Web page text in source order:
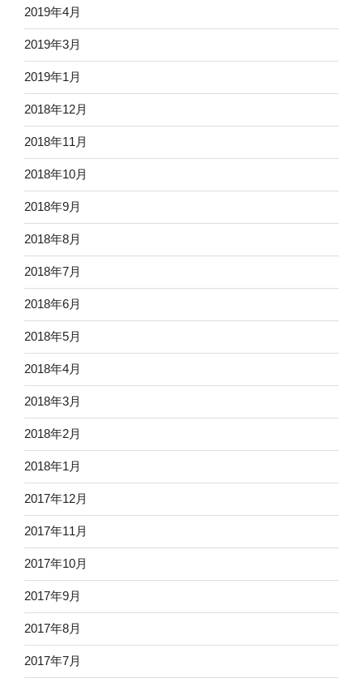
2019年4月
2019年3月
2019年1月
2018年12月
2018年11月
2018年10月
2018年9月
2018年8月
2018年7月
2018年6月
2018年5月
2018年4月
2018年3月
2018年2月
2018年1月
2017年12月
2017年11月
2017年10月
2017年9月
2017年8月
2017年7月